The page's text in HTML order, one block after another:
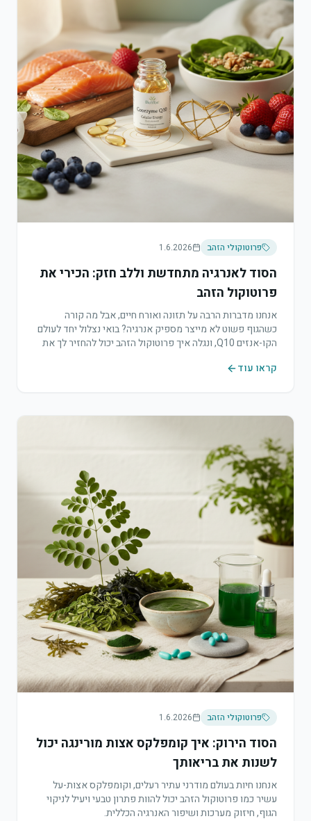
פרוטוקולי הזהב 1.6.2026
הסוד לאנרגיה מתחדשת וללב חזק: הכירי את
פרוטוקול הזהב
אנחנו מדברות הרבה על תזונה ואורח חיים, אבל מה קורה
כשהגוף פשוט לא מייצר מספיק אנרגיה? בואי נצלול יחד לעולם
הקו-אנזים Q10, ונגלה איך פרוטוקול הזהב יכול להחזיר לך את
קראו עוד
פרוטוקולי הזהב 1.6.2026
הסוד הירוק: איך קומפלקס אצות מורינגה יכול
לשנות את בריאותך
אנחנו חיות בעולם מודרני עתיר רעלים, וקומפלקס אצות-על
עשיר כמו פרוטוקול הזהב יכול להוות פתרון טבעי ויעיל לניקוי
הגוף, חיזוק מערכות ושיפור האנרגיה הכללית.